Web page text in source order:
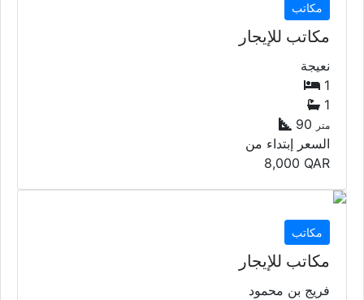
مكاتب
مكاتب للإيجار
نعيجة
1
1
90 متر
السعر إبتداء من
8,000 QAR
مكاتب
مكاتب للإيجار
فريج بن محمود